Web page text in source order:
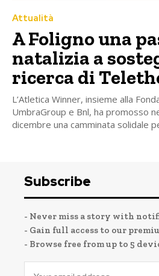
Attualità
A Foligno una
natalizia a
ricerca di
L’Atletica Winner, insieme alla
UmbraGroup e Bnl, ha promosso
dicembre una camminata solidale
Subscribe
- Never miss a story with
- Gain full access to our
- Browse free from up to 5